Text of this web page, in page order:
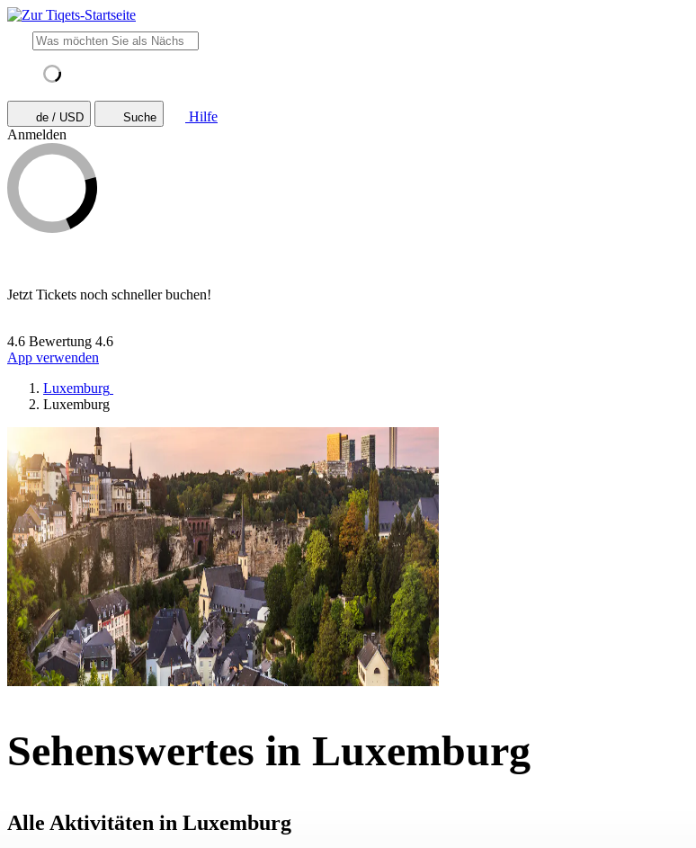
de / USD Suche
Hilfe
Anmelden
Jetzt Tickets noch schneller buchen!
4.6 Bewertung 4.6
App verwenden
Luxemburg
Luxemburg
Sehenswertes in Luxemburg
Alle Aktivitäten in Luxemburg